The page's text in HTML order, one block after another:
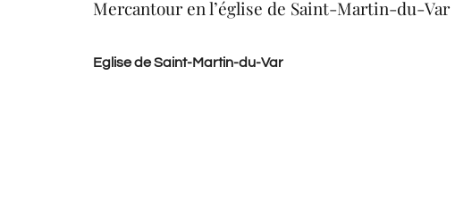
Mercantour en l’église de Saint-Martin-du-Var
Eglise de Saint-Martin-du-Var